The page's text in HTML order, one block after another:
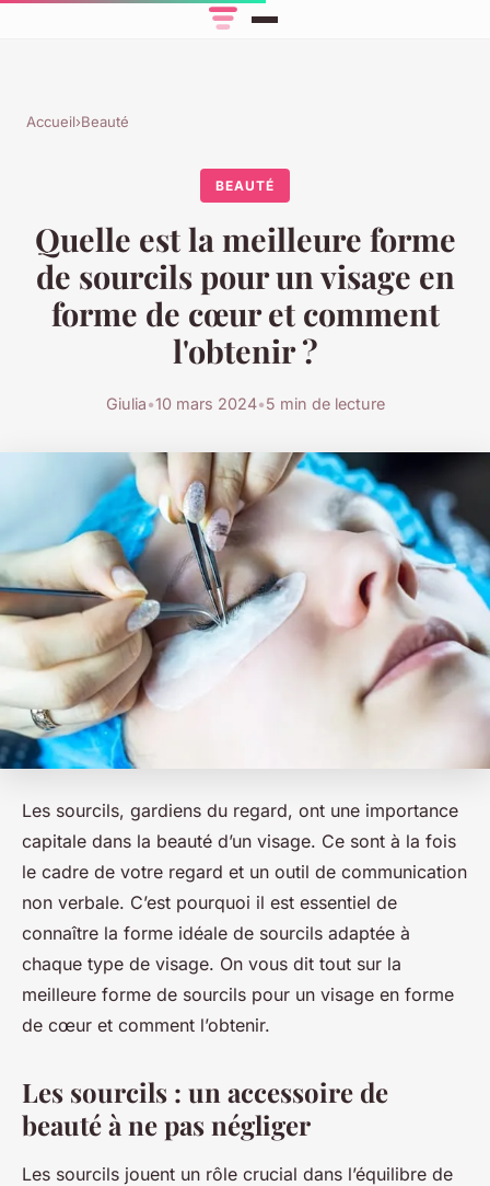
Accueil›Beauté
BEAUTÉ
Quelle est la meilleure forme
de sourcils pour un visage en
forme de cœur et comment
l'obtenir ?
Giulia•10 mars 2024•5 min de lecture
Les sourcils, gardiens du regard, ont une importance
capitale dans la beauté d’un visage. Ce sont à la fois
le cadre de votre regard et un outil de communication
non verbale. C’est pourquoi il est essentiel de
connaître la forme idéale de sourcils adaptée à
chaque type de visage. On vous dit tout sur la
meilleure forme de sourcils pour un visage en forme
de cœur et comment l’obtenir.
Les sourcils : un accessoire de
beauté à ne pas négliger
Les sourcils jouent un rôle crucial dans l’équilibre de